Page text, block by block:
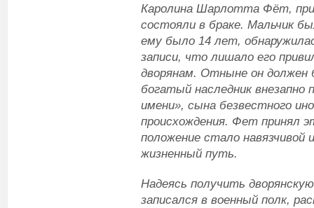
Каролина Шарлотта Фёт,
состояли в браке. Мальчик
ему было 14 лет,
записи, что лишало его
дворянам. Отныне он
богатый наследник внезапно
имени», сына безвестного
происхождения. Фет принял
положение стало навязчивой
жизненный путь.
Надеясь получить
записался в военный полк,